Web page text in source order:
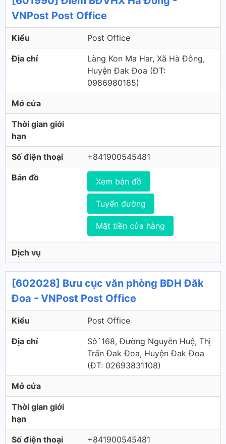
VNPost Post Office
Kiểu Post Office
Địa chỉ
Làng Kon Ma Har, Xã Hà Đông,
Huyện Đak Đoa (ÐT:
0986980185)
Mở cửa
Thời gian giới
hạn
Số điện thoại +841900545481
Bản đồ Xem bản đồ
Tuyến đường
Mặt tiền cửa hàng
Dịch vụ
[602028] Bưu cục văn phòng BĐH Đăk
Đoa - VNPost Post Office
Kiểu Post Office
Địa chỉ
Sô´168, Đường Nguyễn Huệ, Thị
Trấn Đak Đoa, Huyện Đak Đoa
(ÐT: 02693831108)
Mở cửa
Thời gian giới
hạn
Số điện thoại +841900545481